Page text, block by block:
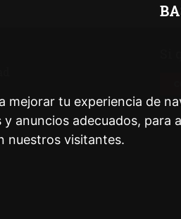
tu experiencia de
anuncios adecuados, para
nuestros visitantes.